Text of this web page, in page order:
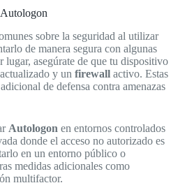
sobre la seguridad al utilizar
de manera segura con algunas
asegúrate de que tu dispositivo
actualizado y un firewall activo. Estas
de defensa contra amenazas
Autologon en entornos controlados
donde el acceso no autorizado es
en un entorno público o
medidas adicionales como
multifactor.